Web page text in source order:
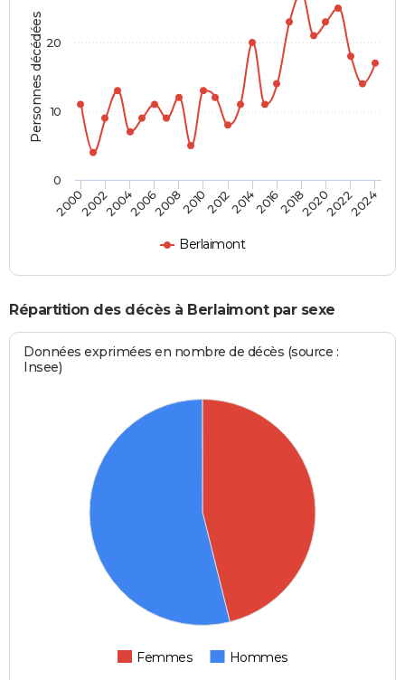
Personnes décédées
Berlaimont
2000200220042006200820102012201420162018202020222024
0
10
20
Répartition des décès à Berlaimont par sexe
Données exprimées en nombre de décès (source :
Insee)
Femmes Hommes